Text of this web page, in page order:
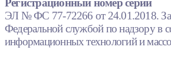
Регистрационный номер серии
ЭЛ № ФС 77-72266 от 24.01.2018.
Федеральной службой по надзору в
информационных технологий и